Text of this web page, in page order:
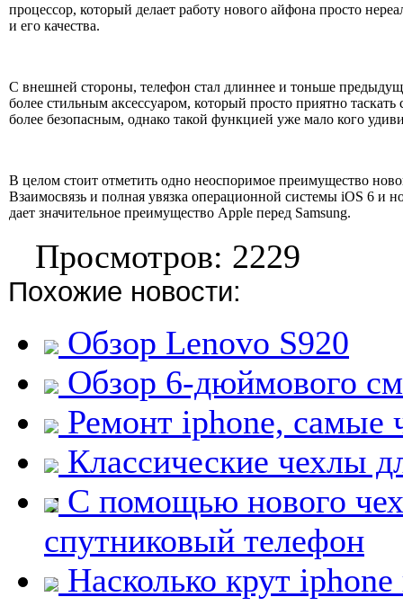
процессор, который делает работу нового айфона просто
и его качества.
С внешней стороны, телефон стал длиннее и тоньше
более стильным аксессуаром, который просто приятно
более безопасным, однако такой функцией уже мало кого
В целом стоит отметить одно неоспоримое преимущество
Взаимосвязь и полная увязка операционной системы iOS 6 и
дает значительное преимущество Apple перед Samsung.
Просмотров: 2229
Похожие новости:
Обзор Lenovo S920
Обзор 6-дюймового
Ремонт iphone, самые
Классические чехлы
С помощью нового
спутниковый телефон
Насколько крут